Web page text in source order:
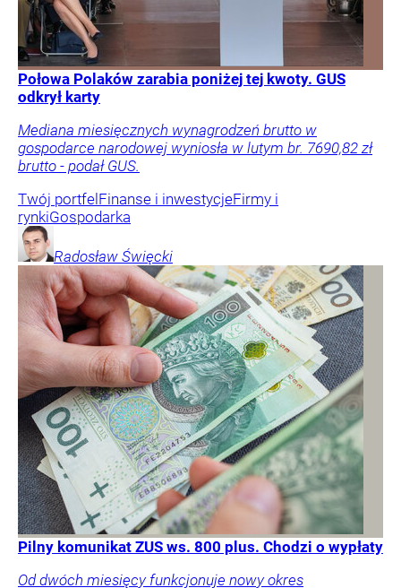
Połowa Polaków zarabia poniżej tej kwoty. GUS
odkrył karty
Mediana miesięcznych wynagrodzeń brutto w
gospodarce narodowej wyniosła w lutym br. 7690,82 zł
brutto - podał GUS.
Twój portfel Finanse i inwestycjeFirmy i
rynkiGospodarka
Radosław Święcki
Pilny komunikat ZUS ws. 800 plus. Chodzi o wypłaty
Od dwóch miesięcy funkcjonuje nowy okres